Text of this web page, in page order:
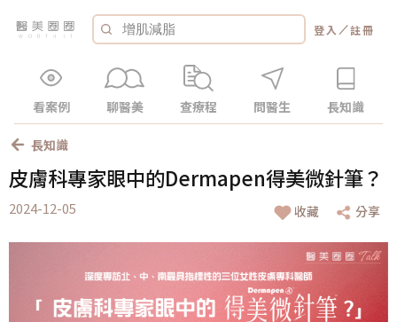
登入 ／註冊
看案例 聊醫美 查療程 問醫生 長知識
長知識
皮膚科專家眼中的Dermapen得美微針筆？
2024-12-05 收藏 分享